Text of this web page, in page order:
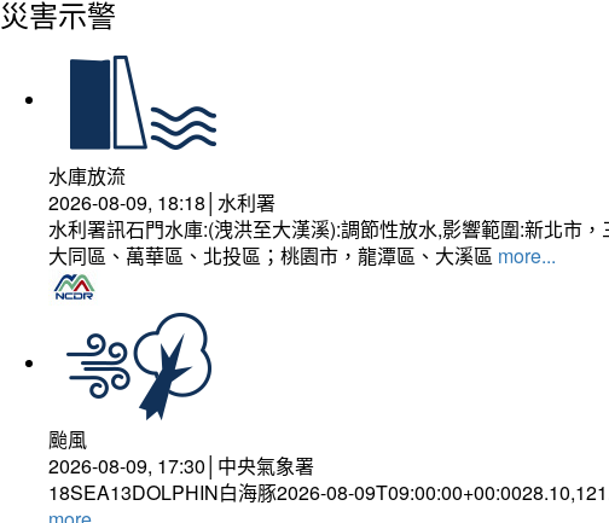
災害示警
水庫放流
2026-08-09, 18:18│水利署
水利署訊石門水庫:(洩洪至大漢溪):調節性放水,影響範圍:新北市
大同區、萬華區、北投區；桃園市，龍潭區、大溪區 more...
颱風
2026-08-09, 17:30│中央氣象署
18SEA13DOLPHIN白海豚2026-08-